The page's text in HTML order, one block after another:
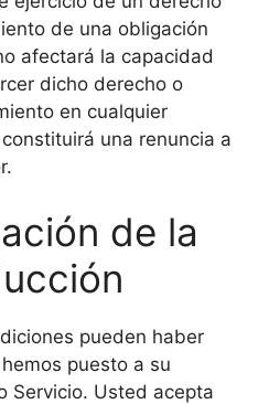
de una obligación
afectará la capacidad
dicho derecho o
en cualquier
una renuncia a
de la
pueden haber
puesto a su
Servicio. Usted acepta